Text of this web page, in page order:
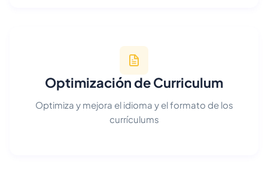
Optimización de Curriculum
Optimiza y mejora el idioma y el formato de los
currículums